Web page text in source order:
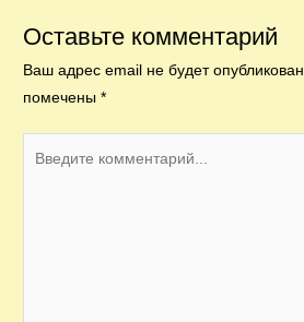
Оставьте комментарий
Ваш адрес email не будет опубликован.
помечены*